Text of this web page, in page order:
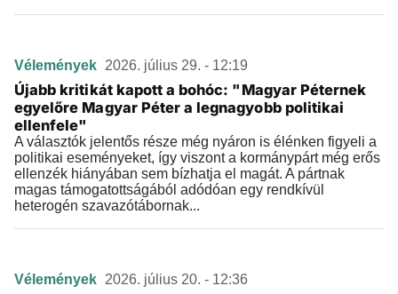
Vélemények 2026. július 29. - 12:19
Újabb kritikát kapott a bohóc: "Magyar Péternek
egyelőre Magyar Péter a legnagyobb politikai
ellenfele"
A választók jelentős része még nyáron is élénken figyeli a
politikai eseményeket, így viszont a kormánypárt még erős
ellenzék hiányában sem bízhatja el magát. A pártnak
magas támogatottságából adódóan egy rendkívül
heterogén szavazótábornak...
Vélemények 2026. július 20. - 12:36